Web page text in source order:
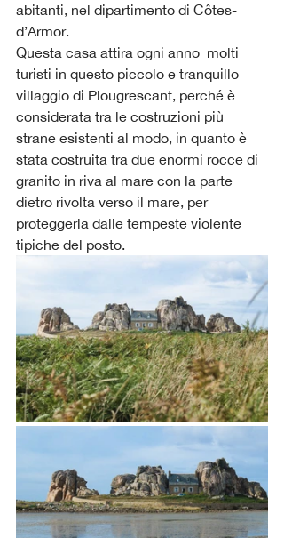
abitanti, nel dipartimento di Côtes-
d’Armor.
Questa casa attira ogni anno  molti
turisti in questo piccolo e tranquillo
villaggio di Plougrescant, perché è
considerata tra le costruzioni più
strane esistenti al modo, in quanto è
stata costruita tra due enormi rocce di
granito in riva al mare con la parte
dietro rivolta verso il mare, per
proteggerla dalle tempeste violente
tipiche del posto.